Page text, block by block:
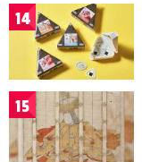
14
15